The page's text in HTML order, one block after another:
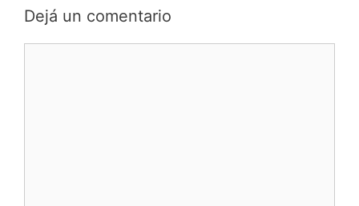
Dejá un comentario